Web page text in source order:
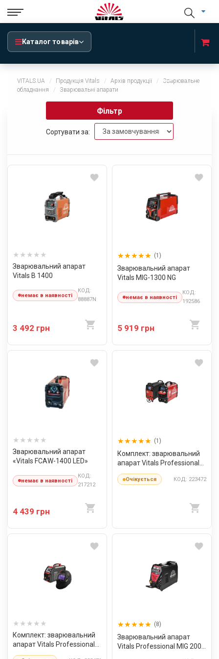
Каталог товарів
VITALS.UA Продукція Vitals Архів продукції
Зварювальне
обладнання
Зварювальні апарати
x
Фільтр
Сортувати за:
Зварювальний апарат
Vitals B 1400
немає в наявності
КОД:
88887N
3 492 грн
(1)
Зварювальний апарат
Vitals MIG-1300 NG
немає в наявності
КОД:
192586
5 919 грн
Зварювальний апарат
«Vitals FCAW-1400 LED»
немає в наявності
КОД:
217212
4 439 грн
(1)
Комплект: зварювальний
апарат Vitals Professional
MIG 2000 DP Alu +
зварювальний апарат
Очікується КОД: 223472
Комплект: зварювальний
апарат Vitals Professional
MIG 2000 DP Alu Puls +
(8)
Зварювальний апарат
Vitals Professional MIG 2000